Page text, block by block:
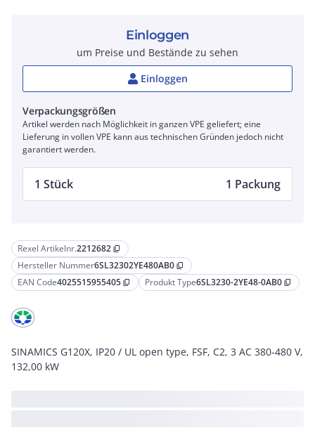
Rexel Artikelnr.2212682 content_copy
Hersteller Nummer6SL32302YE480AB0 content_copy
EAN Code4025515955405 content_copy Produkt Type6SL3230-2YE48-0AB0 content_copy
SINAMICS G120X, IP20 / UL open type, FSF, C2, 3 AC 380-480 V,
132,00 kW
Einloggen
um Preise und Bestände zu sehen
Einloggen
Verpackungsgrößen
Artikel werden nach Möglichkeit in ganzen VPE geliefert; eine
Lieferung in vollen VPE kann aus technischen Gründen jedoch nicht
garantiert werden.
1 Stück 1 Packung